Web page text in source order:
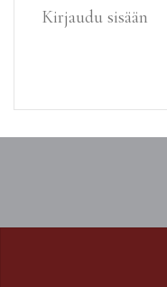
Kirjaudu sisään